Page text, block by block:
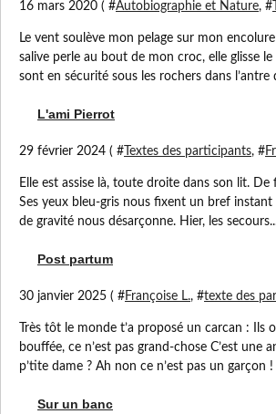
16 mars 2020 ( #Autobiographie et Nature, #
Le vent soulève mon pelage sur mon
salive perle au bout de mon croc, elle glisse
sont en sécurité sous les rochers dans l’antre
L'ami Pierrot
29 février 2024 ( # Textes des participants, #
Elle est assise là, toute droite dans son lit.
Ses yeux bleu-gris nous fixent un bref instant
de gravité nous désarçonne. Hier, les
Post partum
30 janvier 2025 ( #Françoise L., #texte des
Très tôt le monde t’a proposé un carcan :
bouffée, ce n’est pas grand-chose C’est une
p’tite dame ? Ah non ce n’est pas un garçon !
Sur un banc